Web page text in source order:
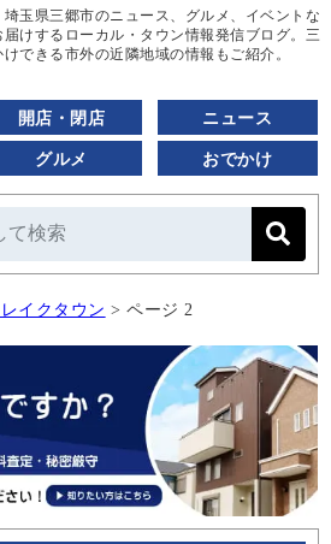
埼玉県三郷市のニュース、グルメ、イベントな
届けするローカル・タウン情報発信ブログ。三
できる市外の近隣地域の情報もご紹介。
開店・閉店 ニュース
グルメ おでかけ
イクタウン > ページ 2